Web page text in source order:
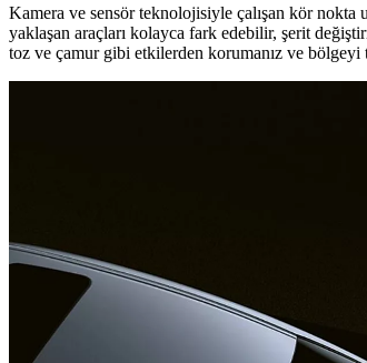
Kamera ve sensör teknolojisiyle çalışan kör nokta
yaklaşan araçları kolayca fark edebilir, şerit
toz ve çamur gibi etkilerden korumanız ve bölgeyi